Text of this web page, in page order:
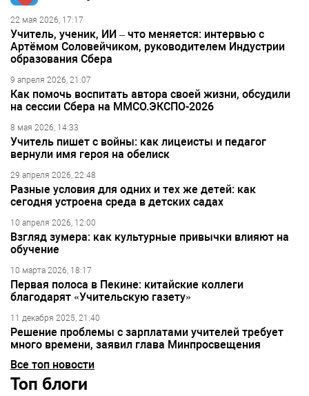
22 мая 2026, 17:17
Учитель, ученик, ИИ – что меняется: интервью с
Артёмом Соловейчиком, руководителем Индустрии
образования Сбера
9 апреля 2026, 21:07
Как помочь воспитать автора своей жизни, обсудили
на сессии Сбера на ММСО.ЭКСПО-2026
8 мая 2026, 14:33
Учитель пишет с войны: как лицеисты и педагог
вернули имя героя на обелиск
29 апреля 2026, 22:48
Разные условия для одних и тех же детей: как
сегодня устроена среда в детских садах
10 апреля 2026, 12:00
Взгляд зумера: как культурные привычки влияют на
обучение
10 марта 2026, 18:17
Первая полоса в Пекине: китайские коллеги
благодарят «Учительскую газету»
11 декабря 2025, 21:40
Решение проблемы с зарплатами учителей требует
много времени, заявил глава Минпросвещения
Все топ новости
Топ блоги